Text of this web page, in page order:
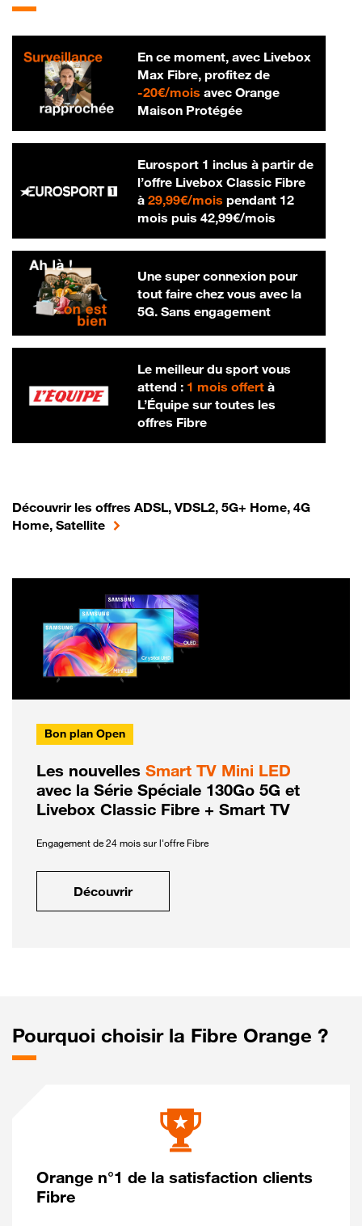
En ce moment, avec Livebox
Max Fibre, profitez de
-20€/mois20 € par mois
avec Orange
Maison Protégée
Eurosport 1 inclus à partir de
l’offre Livebox Classic Fibre
à 29,99€/mois29,99 € par mois
pendant 12
mois puis 42,99€/mois42,99 € par
Une super connexion pour
tout faire chez vous avec la
5G. Sans engagement
Le meilleur du sport vous
attend : 1 mois offertà
L’Équipe sur toutes les
offres Fibre
Découvrir les offres ADSL, VDSL2, 5G+ Home, 4G
Home, Satellite
Bon plan Open
Les nouvelles Smart TV Mini LED
avec la Série Spéciale 130Go 5G et
Livebox Classic Fibre + Smart TV
Engagement de 24 mois sur l'offre Fibre
Découvrir
Pourquoi choisir la Fibre Orange ?
Orange n°1 de la satisfaction clients
Fibre